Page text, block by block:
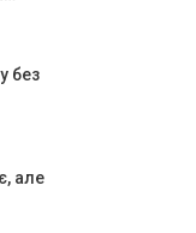
без
але